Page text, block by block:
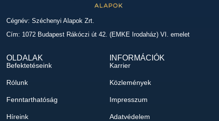
Cégnév: Széchenyi Alapok Zrt.
Cím: 1072 Budapest Rákóczi út 42. (EMKE Irodaház) VI. emelet
OLDALAK
Befektetéseink
Rólunk
Fenntarthatóság
Híreink
INFORMÁCIÓK
Karrier
Közlemények
Impresszum
Adatvédelem